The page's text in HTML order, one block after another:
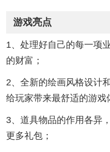
游戏亮点
1、处理好自己的每一项
的财富；
2、全新的绘画风格设计
给玩家带来最舒适的游戏
3、道具物品的作用各异
更多礼包；